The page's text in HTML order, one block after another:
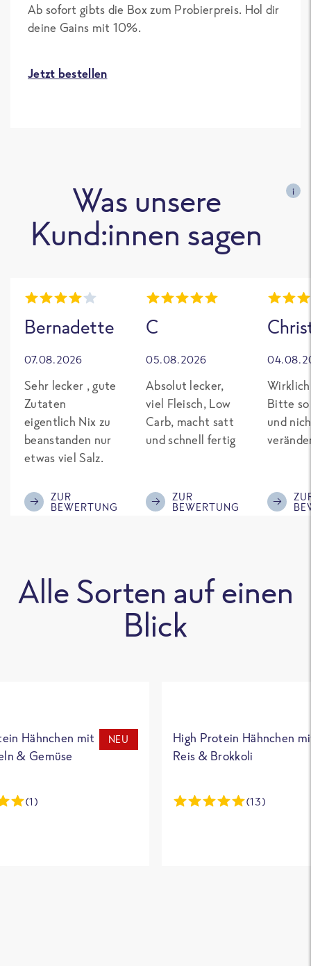
Ab sofort gibts die Box zum Probierpreis. Hol dir
deine Gains mit 10%.
Jetzt bestellen
Was unsere
Kund:innen sagen
i
Bernadette
07.08.2026
Sehr lecker , gute
Zutaten
eigentlich Nix zu
beanstanden nur
etwas viel Salz.
ZUR
BEWERTUNG
C
05.08.2026
Absolut lecker,
viel Fleisch, Low
Carb, macht satt
und schnell fertig
ZUR
BEWERTUNG
Bitte so
und
Alle Sorten auf einen
Blick
Hähnchen mit
& Gemüse
NEU
(1)
High Protein Hähnchen
Reis & Brokkoli
(13)